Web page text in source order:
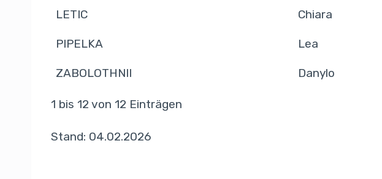
LETIC Chiara
PIPELKA Lea
ZABOLOTHNII Danylo
1 bis 12 von 12 Einträgen
Stand: 04.02.2026